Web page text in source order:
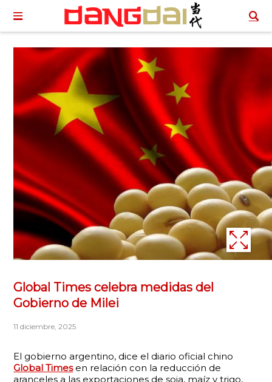
Global Times celebra medidas del
Gobierno de Milei
11 diciembre, 2025
El gobierno argentino, dice el diario oficial chino
Global Timesen relación con la reducción de
aranceles a las exportaciones de soja, maíz y trigo,